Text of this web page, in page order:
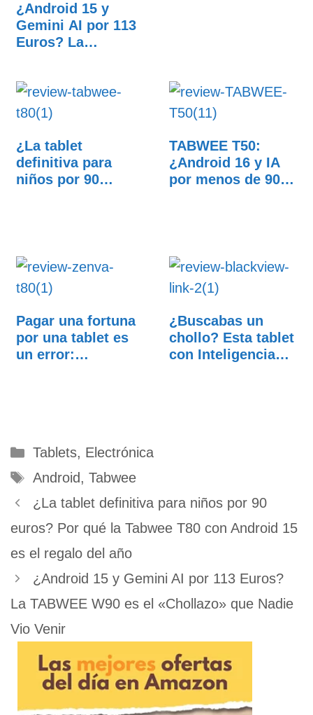
¿Android 15 y
Gemini AI por 113
Euros? La
¿La tablet
definitiva para
niños por 90
TABWEE T50:
¿Android 16 y IA
por menos de 90
Pagar una fortuna
por una tablet es
un error:…
¿Buscabas un
chollo? Esta tablet
con Inteligencia…
Categorías
Tablets, Electrónica
Etiquetas
Android, Tabwee
¿La tablet definitiva para niños por 90
euros? Por qué la Tabwee T80 con Android 15
es el regalo del año
¿Android 15 y Gemini AI por 113 Euros?
La TABWEE W90 es el «Chollazo» que Nadie
Vio Venir